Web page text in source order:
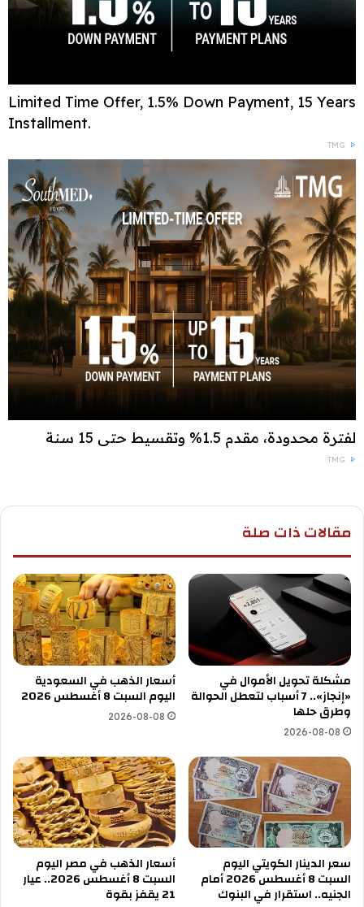
Limited Time Offer, 1.5% Down Payment, 15 Years
Installment.
TMG
لفترة محدودة، مقدم 1.5% وتقسيط حتى 15 سنة
TMG
مقالات ذات صلة
مشكلة تحويل الأموال في
«إنجاز».. 7 أسباب لتعطل الحوالة
وطرق حلها
2026-08-08
أسعار الذهب في السعودية
اليوم السبت 8 أغسطس 2026
2026-08-08
سعر الدينار الكويتي اليوم
السبت 8 أغسطس 2026 أمام
الجنيه.. استقرار في البنوك
أسعار الذهب في مصر اليوم
السبت 8 أغسطس 2026.. عيار
21 يقفز بقوة